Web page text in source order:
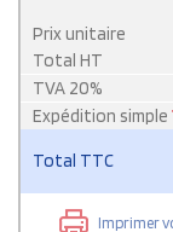
Prix unitaire
Total HT
TVA 20%
Expédition simple
Total TTC
Imprimer